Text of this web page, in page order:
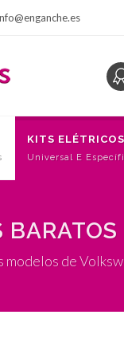
KITS ELÉTRICOS
Universal E
BARATOS
modelos de